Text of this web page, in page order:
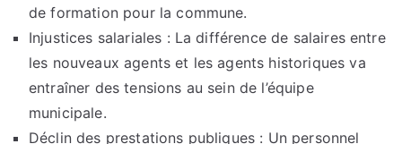
de formation pour la commune.
Injustices salariales : La différence de salaires entre
les nouveaux agents et les agents historiques va
entraîner des tensions au sein de l’équipe
municipale.
Déclin des prestations publiques : Un personnel